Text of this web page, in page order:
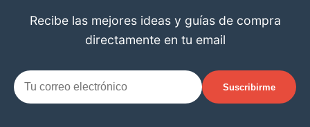
Recibe las mejores ideas y guías de compra
directamente en tu email
Suscribirme